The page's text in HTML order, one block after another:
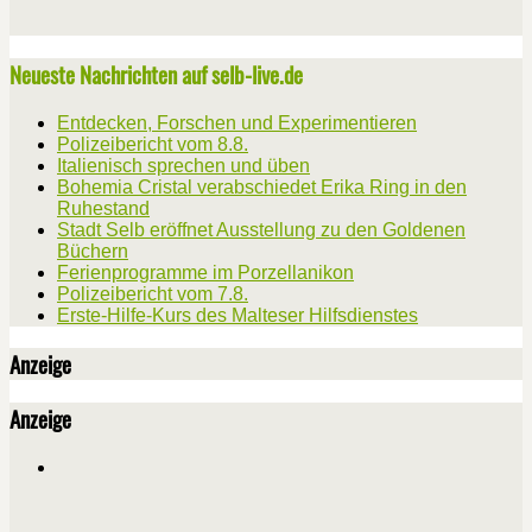
Neueste Nachrichten auf selb-live.de
Entdecken, Forschen und Experimentieren
Polizeibericht vom 8.8.
Italienisch sprechen und üben
Bohemia Cristal verabschiedet Erika Ring in den
Ruhestand
Stadt Selb eröffnet Ausstellung zu den Goldenen
Büchern
Ferienprogramme im Porzellanikon
Polizeibericht vom 7.8.
Erste-Hilfe-Kurs des Malteser Hilfsdienstes
Anzeige
Anzeige